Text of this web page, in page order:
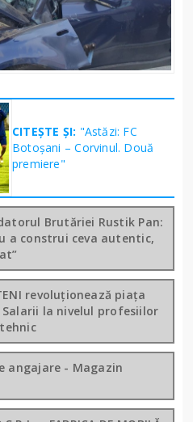
CITEȘTE ȘI: "Astăzi: FC
Botoșani – Corvinul. Două
premiere"
Brutăriei Rustik Pan:
a construi ceva autentic,
revoluționează piața
la nivelul profesiilor
angajare - Magazin